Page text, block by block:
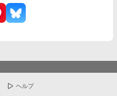
ヘルプ